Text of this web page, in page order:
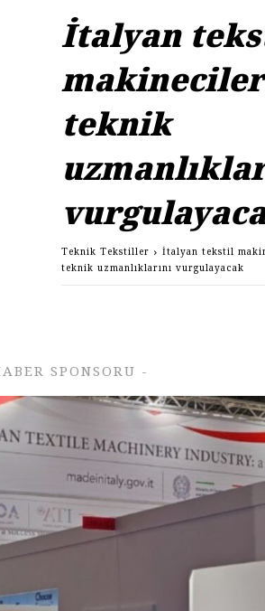
İtalyan
teknik
Teknik Tekstiller
İtalyan tekstil
teknik uzmanlıklarını vurgulayacak
SPONSORU -